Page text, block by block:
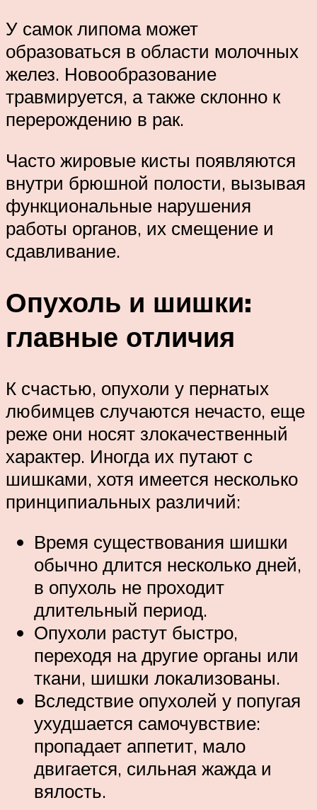
У самок липома может
образоваться в области молочных
желез. Новообразование
травмируется, а также склонно к
перерождению в рак.
Часто жировые кисты появляются
внутри брюшной полости, вызывая
функциональные нарушения
работы органов, их смещение и
сдавливание.
Опухоль и шишки:
главные отличия
К счастью, опухоли у пернатых
любимцев случаются нечасто, еще
реже они носят злокачественный
характер. Иногда их путают с
шишками, хотя имеется несколько
принципиальных различий:
Время существования шишки
обычно длится несколько дней,
в опухоль не проходит
длительный период.
Опухоли растут быстро,
переходя на другие органы или
ткани, шишки локализованы.
Вследствие опухолей у попугая
ухудшается самочувствие:
пропадает аппетит, мало
двигается, сильная жажда и
вялость.